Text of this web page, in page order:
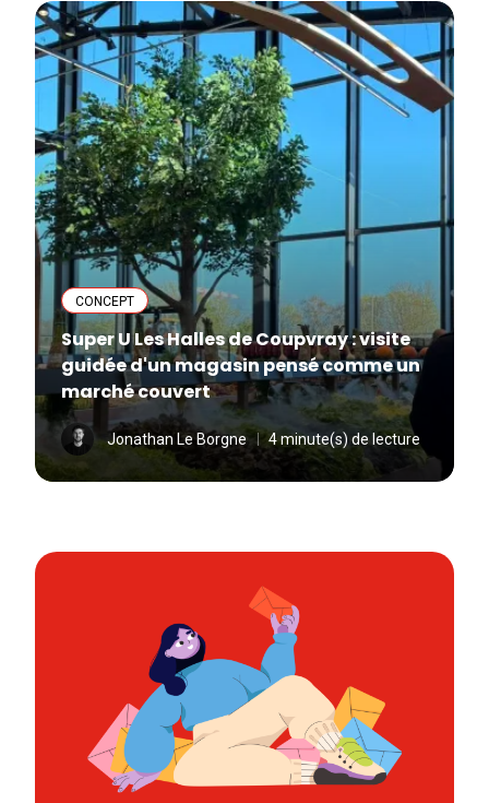
CONCEPT
Super U Les Halles de Coupvray : visite
guidée d'un magasin pensé comme un
marché couvert
Jonathan Le Borgne 4 minute(s) de lecture